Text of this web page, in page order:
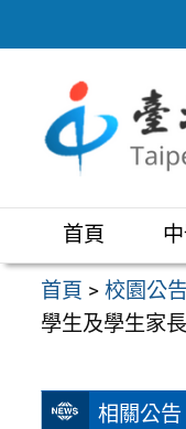
至
區
首頁
首頁 >校園公告
學生及學生家
相關公告